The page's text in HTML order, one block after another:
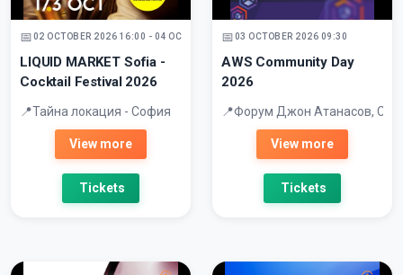
02 OCTOBER 2026 16:00 - 04 OCTOBER 2026
LIQUID MARKET Sofia -
Cocktail Festival 2026
Тайна локация - София
View more
Tickets
03 OCTOBER 2026 09:30
AWS Community Day
2026
Форум Джон Атанасов,
View more
Tickets